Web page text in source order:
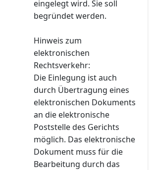
eingelegt wird. Sie soll
begründet werden.
Hinweis zum
elektronischen
Rechtsverkehr:
Die Einlegung ist auch
durch Übertragung eines
elektronischen Dokuments
an die elektronische
Poststelle des Gerichts
möglich. Das elektronische
Dokument muss für die
Bearbeitung durch das